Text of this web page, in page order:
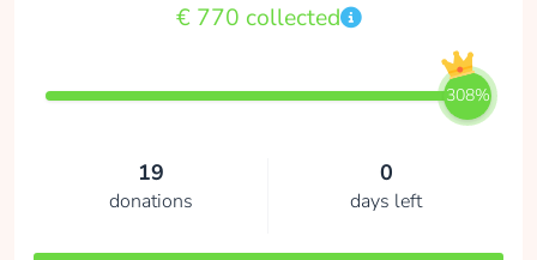
€ 770 collected
308%
19
donations
0
days left